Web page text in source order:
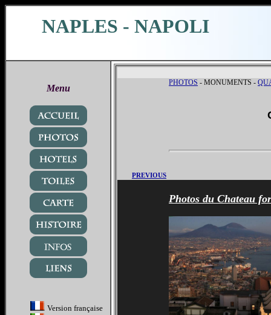
NAPLES - NAPOLI
Menu
Version française
PREVIOUS
PHOTOS - MONUMENTS -
Photos du Chateau